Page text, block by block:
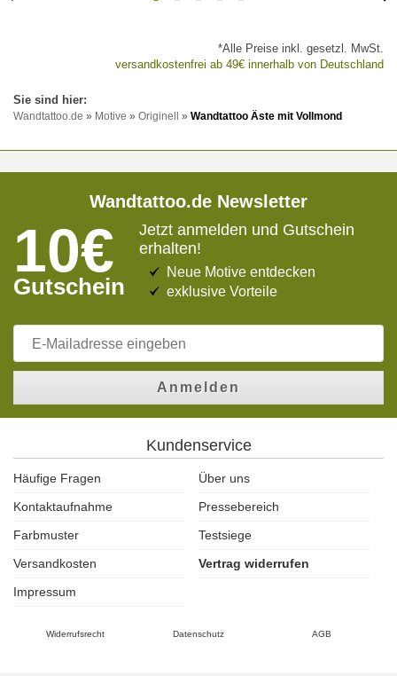
*Alle Preise inkl. gesetzl. MwSt.
versandkostenfrei ab 49€ innerhalb von Deutschland
Wandtattoo.de » Motive » Originell » Wandtattoo Äste mit Vollmond
Wandtattoo.de Newsletter
10€
Gutschein
Jetzt anmelden und Gutschein
erhalten!
Neue Motive entdecken
exklusive Vorteile
Anmelden
Kundenservice
Häufige Fragen
Über uns
Kontaktaufnahme
Pressebereich
Farbmuster
Testsiege
Versandkosten
Vertrag widerrufen
Impressum
Widerrufsrecht Datenschutz AGB